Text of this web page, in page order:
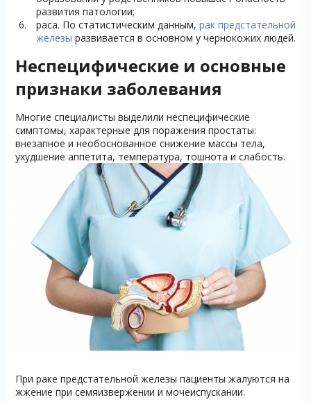
развития патологии;
раса. По статистическим данным, рак предстательной
железы развивается в основном у чернокожих людей.
Неспецифические и основные
признаки заболевания
Многие специалисты выделили неспецифические
симптомы, характерные для поражения простаты:
внезапное и необоснованное снижение массы тела,
ухудшение аппетита, температура, тошнота и слабость.
При раке предстательной железы пациенты жалуются на
жжение при семяизвержении и мочеиспускании.